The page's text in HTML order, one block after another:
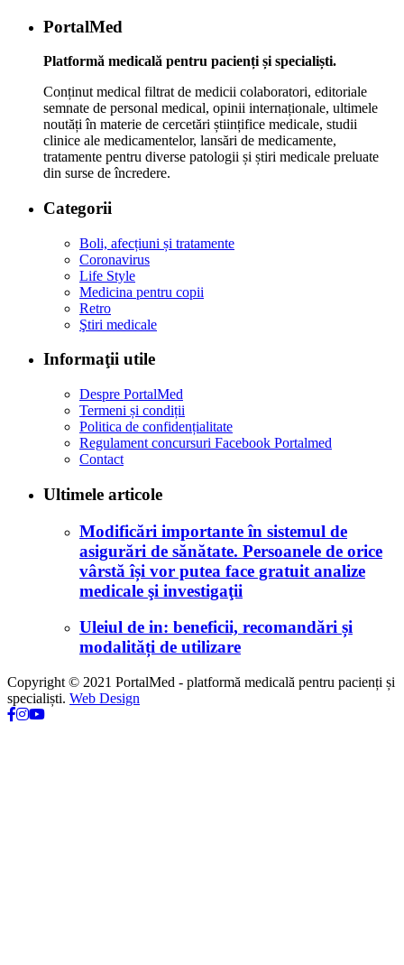
PortalMed
Platformă medicală pentru pacienți și specialiști.
Conținut medical filtrat de medicii colaboratori, editoriale
semnate de personal medical, opinii internaționale, ultimele
noutăți în materie de cercetări științifice medicale, studii
clinice ale medicamentelor, lansări de medicamente,
tratamente pentru diverse patologii și știri medicale preluate
din surse de încredere.
Categorii
Boli, afecțiuni și tratamente
Coronavirus
Life Style
Medicina pentru copii
Retro
Ştiri medicale
Informaţii utile
Despre PortalMed
Termeni și condiții
Politica de confidențialitate
Regulament concursuri Facebook Portalmed
Contact
Ultimele articole
Modificări importante în sistemul de
asigurări de sănătate. Persoanele de orice
vârstă își vor putea face gratuit analize
medicale şi investigaţii
Uleiul de in: beneficii, recomandări și
modalități de utilizare
Copyright © 2021 PortalMed - platformă medicală pentru pacienți și
specialiști. Web Design